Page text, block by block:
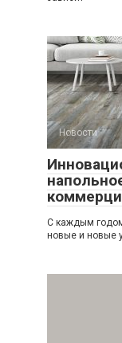
Новости
С каждым
новые и новые